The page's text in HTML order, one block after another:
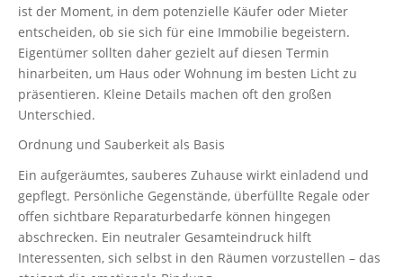
ist der Moment, in dem potenzielle Käufer oder Mieter
entscheiden, ob sie sich für eine Immobilie begeistern.
Eigentümer sollten daher gezielt auf diesen Termin
hinarbeiten, um Haus oder Wohnung im besten Licht zu
präsentieren. Kleine Details machen oft den großen
Unterschied.
Ordnung und Sauberkeit als Basis
Ein aufgeräumtes, sauberes Zuhause wirkt einladend und
gepflegt. Persönliche Gegenstände, überfüllte Regale oder
offen sichtbare Reparaturbedarfe können hingegen
abschrecken. Ein neutraler Gesamteindruck hilft
Interessenten, sich selbst in den Räumen vorzustellen – das